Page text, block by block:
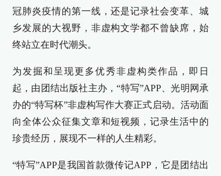
冠肺炎疫情的第一线，还是记录社会变革、城
乡发展的大视野，非虚构文学都不曾缺席，始
终站立在时代潮头。
为发掘和呈现更多优秀非虚构类作品，即日
起，由团结出版社主办，“特写”APP、光明网承
办的“特写杯”非虚构写作大赛正式启动。活动面
向全体公众征集文章和短视频，记录生活中的
珍贵经历，展现不一样的人生精彩。
“特写”APP是我国首款微传记APP，它是团结出